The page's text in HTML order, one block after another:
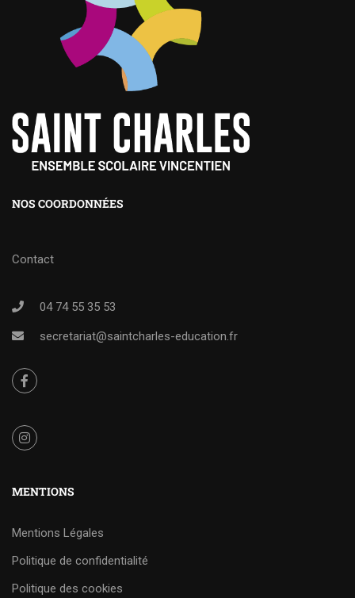
NOS COORDONNÉES
Contact
04 74 55 35 53
secretariat@saintcharles-education.fr
MENTIONS
Mentions Légales
Politique de confidentialité
Politique des cookies